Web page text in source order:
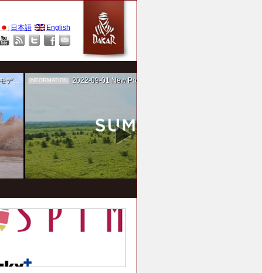
日本語 English
担当 INFORMATION 2022-09-01 New Project！ 未来SUMIKA実験箱